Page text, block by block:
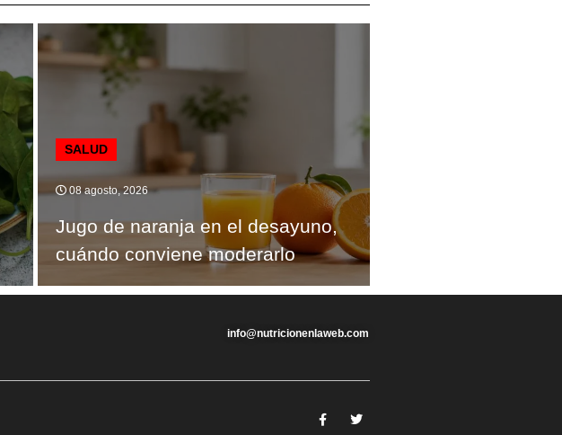
SALUD
08 agosto, 2026
Jugo de naranja en el desayuno,
cuándo conviene moderarlo
info@nutricionenlaweb.com